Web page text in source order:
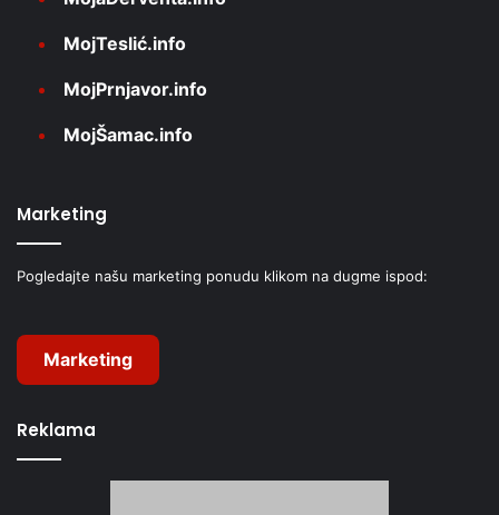
MojTeslić.info
MojPrnjavor.info
MojŠamac.info
Marketing
Pogledajte našu marketing ponudu klikom na dugme ispod:
Marketing
Reklama